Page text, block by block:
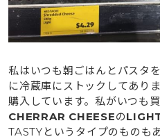
私はいつも朝ごはんとパスタ
に冷蔵庫にストックしてあり
購入しています。私がいつも
CHERRAR CHEESEの
TASTYというタイプのものも